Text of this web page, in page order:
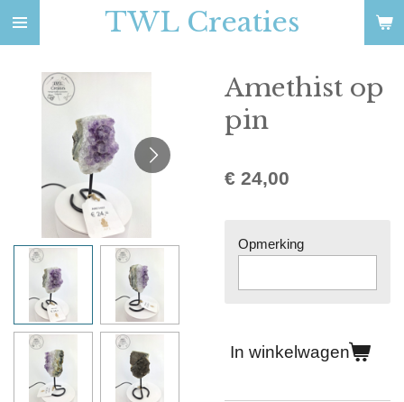
Ga
hoofdinhoud
TWL Creaties
Amethist op
pin
€ 24,00
Opmerking
In winkelwagen